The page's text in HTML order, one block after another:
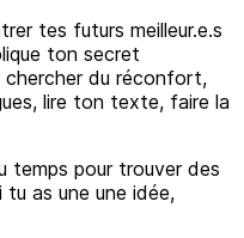
tes futurs meilleur.e.s
ton secret
chercher du réconfort,
lire ton texte, faire la
temps pour trouver des
as une une idée,